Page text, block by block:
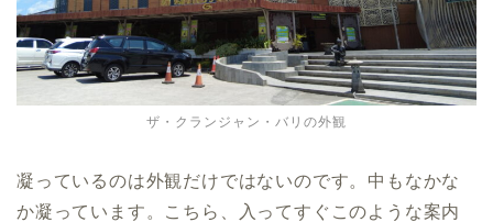
ザ・クランジャン・バリの外観
凝っているのは外観だけではないのです。中もなかな
か凝っています。こちら、入ってすぐこのような案内